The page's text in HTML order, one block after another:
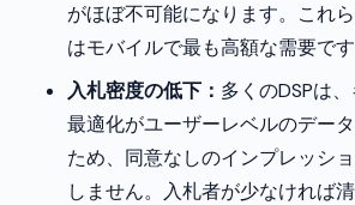
がほぼ不可能になります。これ
はモバイルで最も高額な需要です
入札密度の低下： 多くのDSPは
最適化がユーザーレベルのデー
ため、同意なしのインプレッシ
しません。入札者が少なければ